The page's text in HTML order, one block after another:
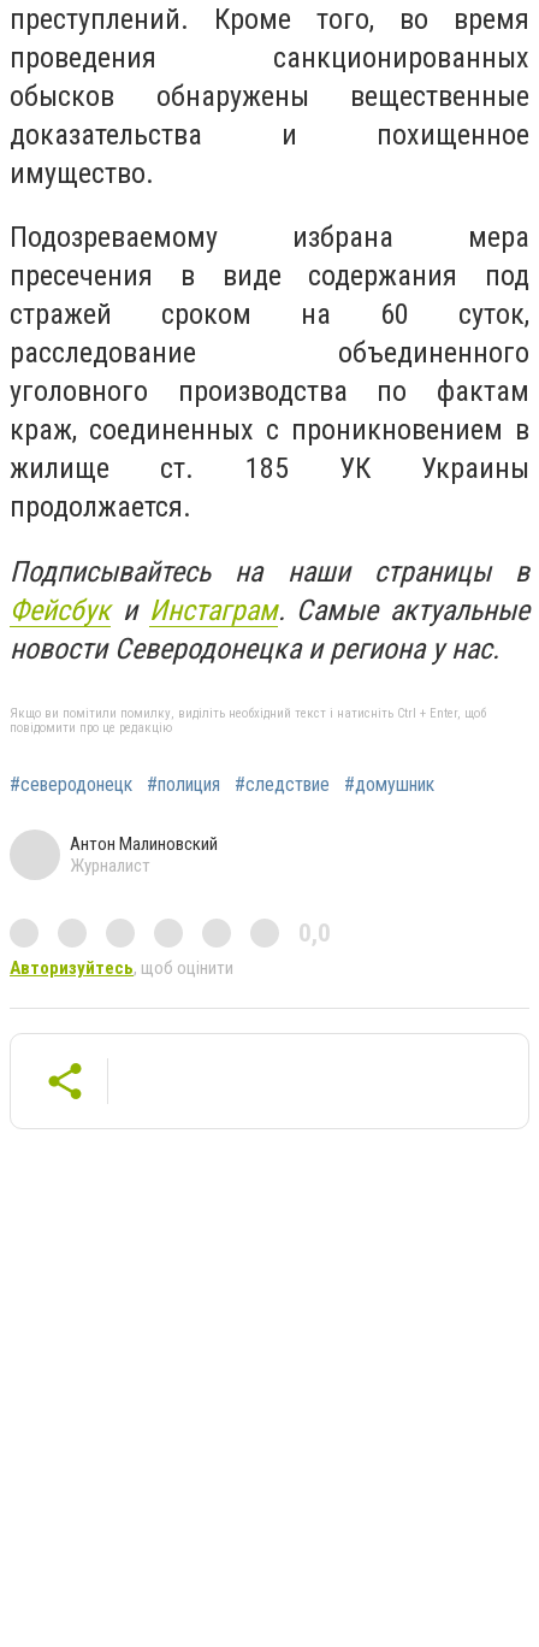
преступлений. Кроме того, во время
проведения санкционированных
обысков обнаружены вещественные
доказательства и похищенное
имущество.
Подозреваемому избрана мера
пресечения в виде содержания под
стражей сроком на 60 суток,
расследование объединенного
уголовного производства по фактам
краж, соединенных с проникновением в
жилище ст. 185 УК Украины
продолжается.
Подписывайтесь на наши страницы в
Фейсбуки Инстаграм. Самые актуальные
новости Северодонецка и региона у нас.
Якщо ви помітили помилку, виділіть необхідний текст і натисніть Ctrl + Enter, щоб
повідомити про це редакцію
#северодонецк #полиция #следствие #домушник
Антон Малиновский
Журналист
0,0
Авторизуйтесь, щоб оцінити